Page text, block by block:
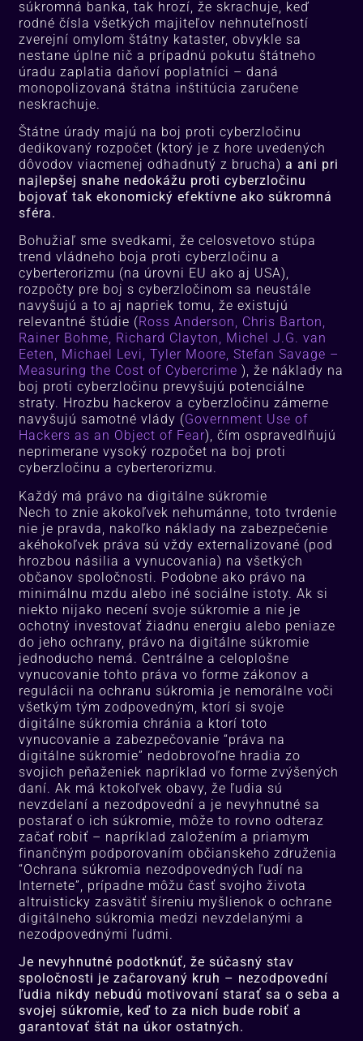
súkromná banka, tak hrozí, že skrachuje, keď
rodné čísla všetkých majiteľov nehnuteľností
zverejní omylom štátny kataster, obvykle sa
nestane úplne nič a prípadnú pokutu štátneho
úradu zaplatia daňoví poplatníci – daná
monopolizovaná štátna inštitúcia zaručene
neskrachuje.
Štátne úrady majú na boj proti cyberzločinu
dedikovaný rozpočet (ktorý je z hore uvedených
dôvodov viacmenej odhadnutý z brucha)a ani pri
najlepšej snahe nedokážu proti cyberzločinu
bojovať tak ekonomický efektívne ako súkromná
sféra.
Bohužiaľ sme svedkami, že celosvetovo stúpa
trend vládneho boja proti cyberzločinu a
cyberterorizmu (na úrovni EU ako aj USA),
rozpočty pre boj s cyberzločinom sa neustále
navyšujú a to aj napriek tomu, že existujú
relevantné štúdie (Ross Anderson, Chris Barton,
Rainer Bohme, Richard Clayton, Michel J.G. van
Eeten, Michael Levi, Tyler Moore, Stefan Savage –
Measuring the Cost of Cybercrime ), že náklady na
boj proti cyberzločinu prevyšujú potenciálne
straty. Hrozbu hackerov a cyberzločinu zámerne
navyšujú samotné vlády (Government Use of
Hackers as an Object of Fear), čím ospravedlňujú
neprimerane vysoký rozpočet na boj proti
cyberzločinu a cyberterorizmu.
Každý má právo na digitálne súkromie
Nech to znie akokoľvek nehumánne, toto tvrdenie
nie je pravda, nakoľko náklady na zabezpečenie
akéhokoľvek práva sú vždy externalizované (pod
hrozbou násilia a vynucovania) na všetkých
občanov spoločnosti. Podobne ako právo na
minimálnu mzdu alebo iné sociálne istoty. Ak si
niekto nijako necení svoje súkromie a nie je
ochotný investovať žiadnu energiu alebo peniaze
do jeho ochrany, právo na digitálne súkromie
jednoducho nemá. Centrálne a celoplošne
vynucovanie tohto práva vo forme zákonov a
regulácii na ochranu súkromia je nemorálne voči
všetkým tým zodpovedným, ktorí si svoje
digitálne súkromia chránia a ktorí toto
vynucovanie a zabezpečovanie “práva na
digitálne súkromie” nedobrovoľne hradia zo
svojich peňaženiek napríklad vo forme zvýšených
daní. Ak má ktokoľvek obavy, že ľudia sú
nevzdelaní a nezodpovední a je nevyhnutné sa
postarať o ich súkromie, môže to rovno odteraz
začať robiť – napríklad založením a priamym
finančným podporovaním občianskeho združenia
“Ochrana súkromia nezodpovedných ľudí na
Internete”, prípadne môžu časť svojho života
altruisticky zasvätiť šíreniu myšlienok o ochrane
digitálneho súkromia medzi nevzdelanými a
nezodpovednými ľudmi.
Je nevyhnutné podotknúť, že súčasný stav
spoločnosti je začarovaný kruh – nezodpovední
ľudia nikdy nebudú motivovaní starať sa o seba a
svojej súkromie, keď to za nich bude robiť a
garantovať štát na úkor ostatných.